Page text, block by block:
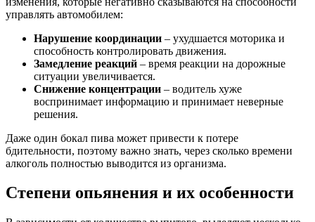
управлять автомобилем:
Нарушение координации – ухудшается моторика и
способность контролировать движения.
Замедление реакций – время реакции на дорожные
ситуации увеличивается.
Снижение концентрации – водитель хуже
воспринимает информацию и принимает неверные
решения.
Даже один бокал пива может привести к потере
бдительности, поэтому важно знать, через сколько времени
алкоголь полностью выводится из организма.
Степени опьянения и их особенности